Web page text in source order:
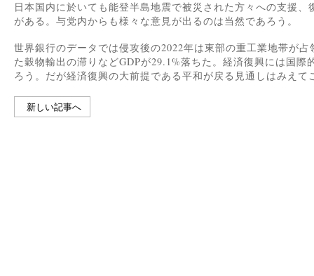
日本国内に於いても能登半島地震で被災された方々への支援
がある。与党内からも様々な意見が出るのは当然であろう。
世界銀行のデータでは侵攻後の2022年は東部の重工業地帯が
た穀物輸出の滞りなどGDPが29.1%落ちた。経済復興には国際
ろう。だが経済復興の大前提である平和が戻る見通しはみえて
新しい記事へ